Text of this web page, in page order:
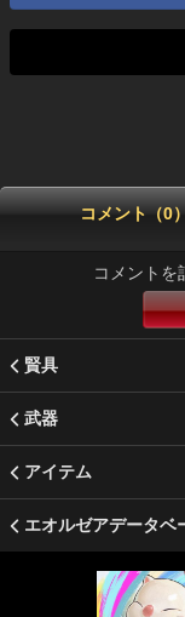
コメント（0
コメントを
賢具
武器
アイテム
エオルゼアデータベ